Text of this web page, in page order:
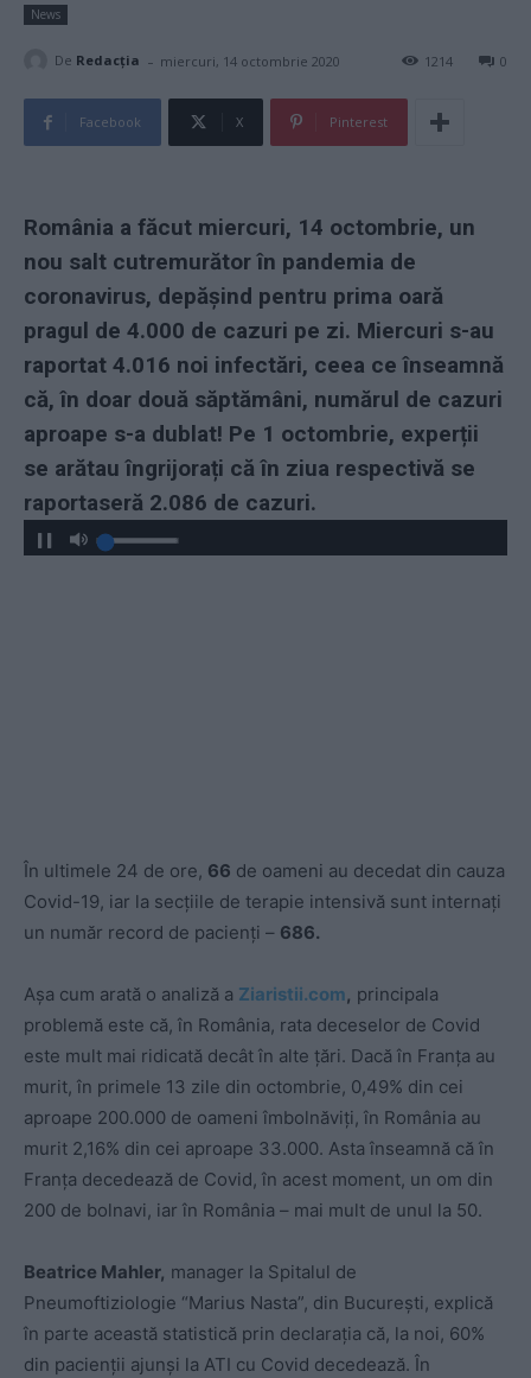
News
De Redacţia - miercuri, 14 octombrie 2020 0
1214
Facebook X Pinterest
România a făcut miercuri, 14 octombrie, un
nou salt cutremurător în pandemia de
coronavirus, depășind pentru prima oară
pragul de 4.000 de cazuri pe zi. Miercuri s-au
raportat 4.016 noi infectări, ceea ce înseamnă
că, în doar două săptămâni, numărul de cazuri
aproape s-a dublat! Pe 1 octombrie, experții
se arătau îngrijorați că în ziua respectivă se
raportaseră 2.086 de cazuri.
În ultimele 24 de ore, 66 de oameni au decedat din cauza
Covid-19, iar la secțiile de terapie intensivă sunt internați
un număr record de pacienți – 686.
Așa cum arată o analiză a Ziaristii.com, principala
problemă este că, în România, rata deceselor de Covid
este mult mai ridicată decât în alte țări. Dacă în Franța au
murit, în primele 13 zile din octombrie, 0,49% din cei
aproape 200.000 de oameni îmbolnăviți, în România au
murit 2,16% din cei aproape 33.000. Asta înseamnă că în
Franța decedează de Covid, în acest moment, un om din
200 de bolnavi, iar în România – mai mult de unul la 50.
Beatrice Mahler, manager la Spitalul de
Pneumoftiziologie “Marius Nasta”, din București, explică
în parte această statistică prin declarația că, la noi, 60%
din pacienții ajunși la ATI cu Covid decedează. În